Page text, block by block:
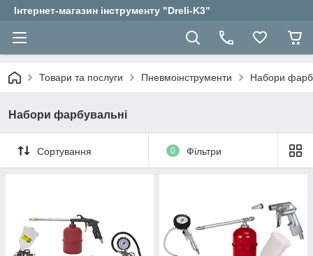
Інтернет-магазин інструменту "Dreli-K3"
Товари та послуги Пневмоінструменти Набори
Набори фарбувальні
Сортування 0 Фільтри